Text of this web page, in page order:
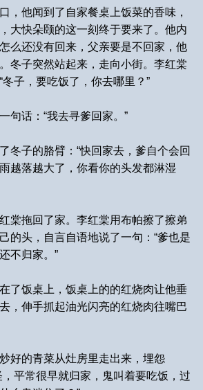
，他闻到了自家餐桌上饭菜的香味，
大快朵颐的这一刻终于要来了。他内
么还没有回来，父亲要是不回家，他
冬子突然站起来，走向小街。李红棠
子，要吃饭了，你去哪里？”
句话：“我去寻爹回家。”
冬子的胳臂：“快回家去，爹自个会回
越落越大了，你看你的头发都淋湿
棠拖回了家。李红棠用布帕擦了擦弟
的头，自言自语地说了一句：“爹也是
不归家。”
了饭桌上，饭桌上的的红烧肉让他垂
，伸手抓起油光闪亮的红烧肉往嘴巴
好的青菜从灶房里走出来，埋怨
平常很早就归家，鬼叫着要吃饭，过